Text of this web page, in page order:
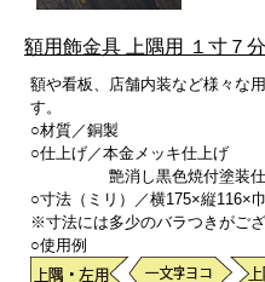
額用飾金具 上隅用 １寸７
額や看板、店舗内装など様々な
す。
○材質／銅製
○仕上げ／本金メッキ仕上げ
艶消し黒色焼付塗装仕
○寸法（ミリ）／横175×縦116×
※寸法には多少のバラつきがござ
○使用例